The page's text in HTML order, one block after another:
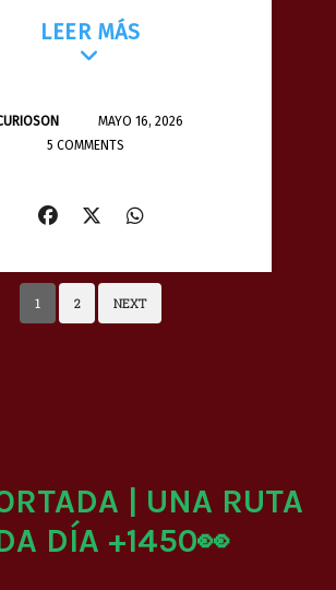
LEER MÁS
MAYO 16, 2026
5 COMMENTS
1 2 NEXT
| UNA RUTA
DÍA +1450👀